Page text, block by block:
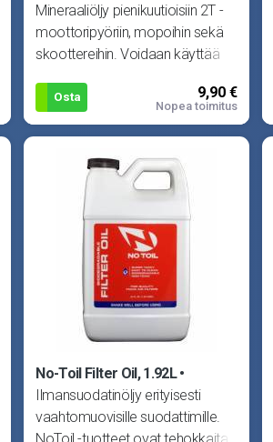
Mineraaliöljy pienikuutioisiin 2T -
moottoripyöriin, mopoihin sekä
skoottereihin. Voidaan käyttää
Osta 9,90 €
Nopea toimitus
No-Toil Filter Oil, 1.92L
Ilmansuodatinöljy erityisesti
vaahtomuovisille suodattimille.